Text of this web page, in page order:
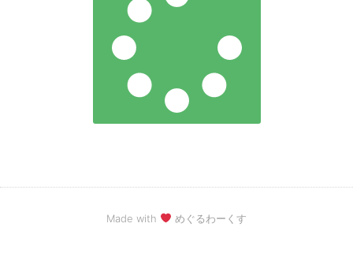
Made with めぐるわーくす